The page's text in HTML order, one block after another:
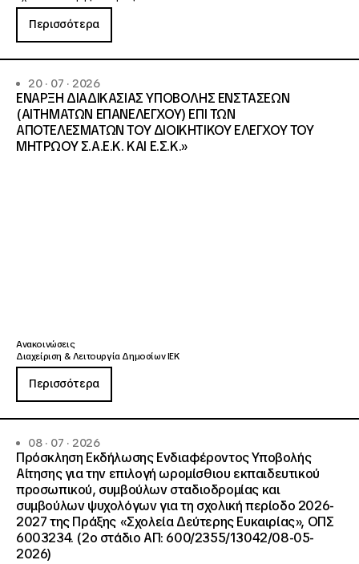
Περισσότερα
20 · 07 · 2026
ΕΝΑΡΞΗ ΔΙΑΔΙΚΑΣΙΑΣ ΥΠΟΒΟΛΗΣ ΕΝΣΤΑΣΕΩΝ
(ΑΙΤΗΜΑΤΩΝ ΕΠΑΝΕΛΕΓΧΟΥ) ΕΠΙ ΤΩΝ
ΑΠΟΤΕΛΕΣΜΑΤΩΝ ΤΟΥ ΔΙΟΙΚΗΤΙΚΟΥ ΕΛΕΓΧΟΥ ΤΟΥ
ΜΗΤΡΩΟΥ Σ.Α.Ε.Κ. ΚΑΙ Ε.Σ.Κ.»
Ανακοινώσεις
Διαχείριση & Λειτουργία Δημοσίων ΙΕΚ
Περισσότερα
08 · 07 · 2026
Πρόσκληση Εκδήλωσης Ενδιαφέροντος Υποβολής
Αίτησης για την επιλογή ωρομίσθιου εκπαιδευτικού
προσωπικού, συμβούλων σταδιοδρομίας και
συμβούλων ψυχολόγων για τη σχολική περίοδο 2026-
2027 της Πράξης «Σχολεία Δεύτερης Ευκαιρίας», ΟΠΣ
6003234. (2ο στάδιο ΑΠ: 600/2355/13042/08-05-
2026)